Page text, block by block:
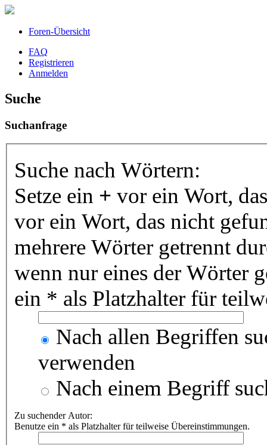
Foren-Übersicht
FAQ
Registrieren
Anmelden
Suche
Suchanfrage
Suche nach Wörtern:
Setze ein + vor ein Wort,
vor ein Wort, das nicht
mehrere Wörter getrennt
wenn nur eines der Wörter
ein * als Platzhalter für
Nach allen Begriffen
verwenden
Nach einem Begriff
Zu suchender Autor:
Benutze ein * als Platzhalter für teilweise Übereinstimmungen.